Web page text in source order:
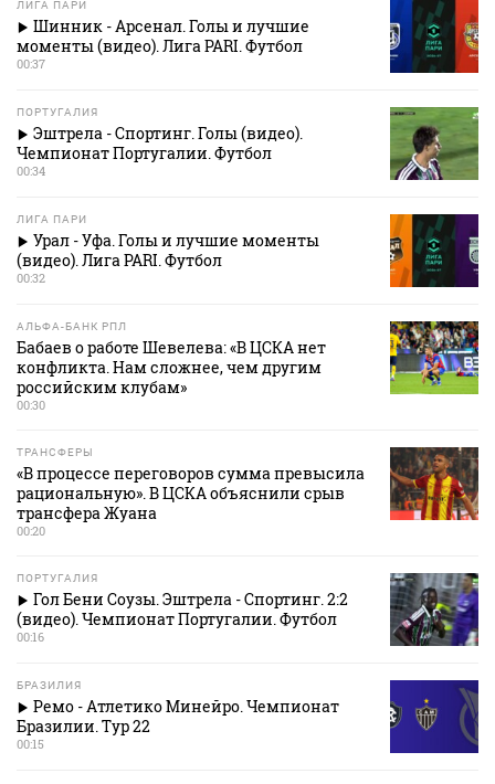
ЛИГА ПАРИ
Шинник - Арсенал. Голы и лучшие
моменты (видео). Лига PARI. Футбол
00:37
ПОРТУГАЛИЯ
Эштрела - Спортинг. Голы (видео).
Чемпионат Португалии. Футбол
00:34
ЛИГА ПАРИ
Урал - Уфа. Голы и лучшие моменты
(видео). Лига PARI. Футбол
00:32
АЛЬФА-БАНК РПЛ
Бабаев о работе Шевелева: «В ЦСКА нет
конфликта. Нам сложнее, чем другим
российским клубам»
00:30
ТРАНСФЕРЫ
«В процессе переговоров сумма превысила
рациональную». В ЦСКА объяснили срыв
трансфера Жуана
00:20
ПОРТУГАЛИЯ
Гол Бени Соузы. Эштрела - Спортинг. 2:2
(видео). Чемпионат Португалии. Футбол
00:16
БРАЗИЛИЯ
Ремо - Атлетико Минейро. Чемпионат
Бразилии. Тур 22
00:15